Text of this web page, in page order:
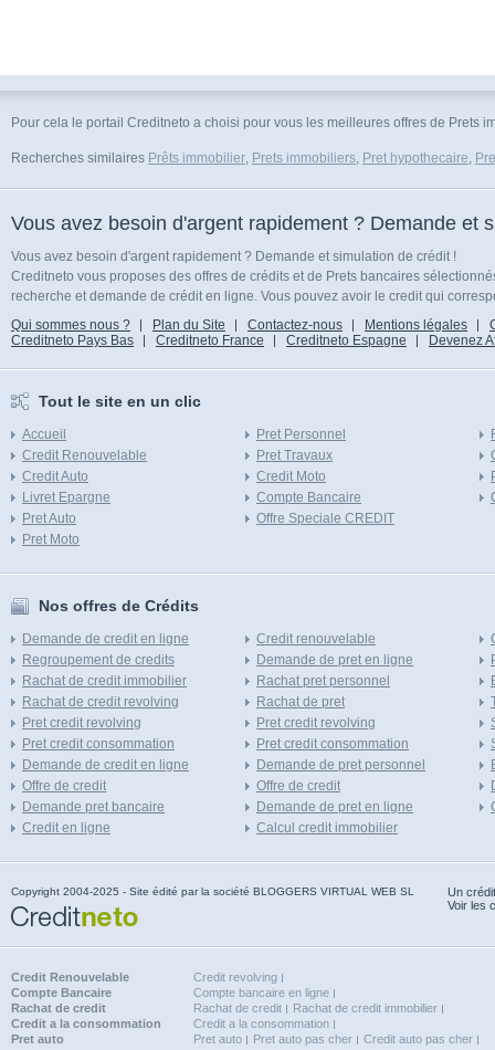
Pour cela le portail Creditneto a choisi pour vous les meilleures offres de
Recherches similaires Prêts immobilier, Prets immobiliers, Pret hypothecaire,
Vous avez besoin d'argent rapidement ? Demande et
Vous avez besoin d'argent rapidement ? Demande et simulation de crédit !
Creditneto vous proposes des offres de crédits et de Prets bancaires
recherche et demande de crédit en ligne. Vous pouvez avoir le credit qui
Qui sommes nous ?
Plan du Site Contactez-nous Mentions légales
Creditneto Pays Bas
Creditneto France Creditneto Espagne Devenez
Tout le site en un clic
Accueil
Credit Renouvelable
Credit Auto
Livret Epargne
Pret Auto
Pret Moto
Pret Personnel
Pret Travaux
Credit Moto
Compte Bancaire
Offre Speciale CREDIT
Nos offres de Crédits
Demande de credit en ligne
Regroupement de credits
Rachat de credit immobilier
Rachat de credit revolving
Pret credit revolving
Pret credit consommation
Demande de credit en ligne
Offre de credit
Demande pret bancaire
Credit en ligne
Credit renouvelable
Demande de pret en ligne
Rachat pret personnel
Rachat de pret
Pret credit revolving
Pret credit consommation
Demande de pret personnel
Offre de credit
Demande de pret en ligne
Calcul credit immobilier
Copyright 2004-2025 - Site édité par la société BLOGGERS VIRTUAL WEB SL
Un
Voir les
Credit Renouvelable
Credit revolving
Compte Bancaire
Compte bancaire en ligne
Rachat de credit
Rachat de credit
Rachat de credit immobilier
Credit a la consommation
Credit a la consommation
Pret auto
Pret auto Pret auto pas cher
Credit auto pas cher